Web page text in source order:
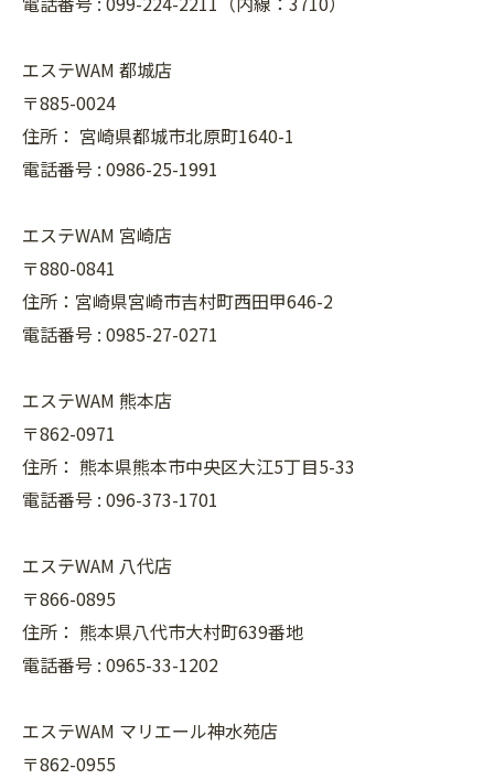
エステWAM 都城店
〒885-0024
住所： 宮崎県都城市北原町1640-1
電話番号 : 0986-25-1991
エステWAM 宮崎店
〒880-0841
住所：宮崎県宮崎市吉村町西田甲646-2
電話番号 : 0985-27-0271
エステWAM 熊本店
〒862-0971
住所： 熊本県熊本市中央区大江5丁目5-33
電話番号 : 096-373-1701
エステWAM 八代店
〒866-0895
住所： 熊本県八代市大村町639番地
電話番号 : 0965-33-1202
エステWAM マリエール神水苑店
〒862-0955